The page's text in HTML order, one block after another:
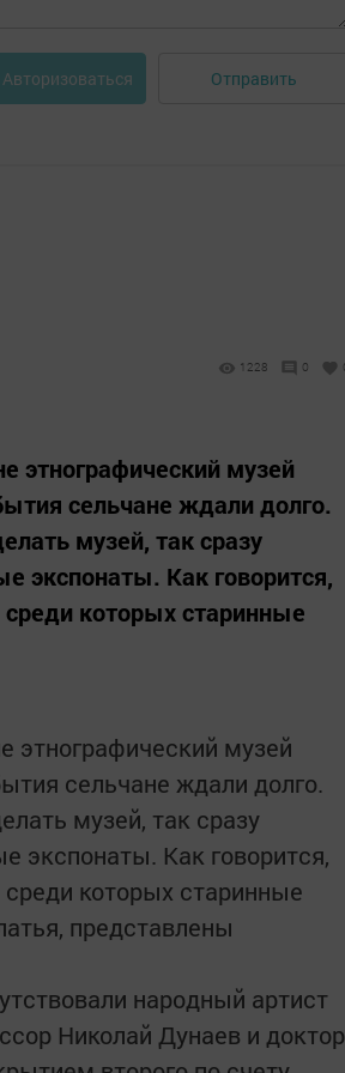
Авторизоваться Отправить
1228 0
этнографический музей
сельчане ждали долго.
музей, так сразу
экспонаты. Как говорится,
которых старинные
этнографический музей
сельчане ждали долго.
музей, так сразу
экспонаты. Как говорится,
которых старинные
представлены
народный артист
Николай Дунаев и доктор